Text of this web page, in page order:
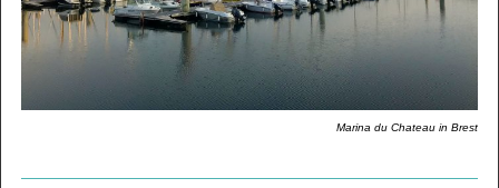
Marina du Chateau in Brest